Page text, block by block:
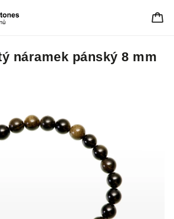
náramek pánský 8 mm